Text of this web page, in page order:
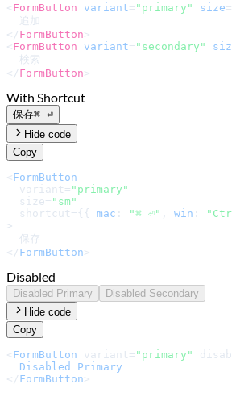
< FormButton variant= "primary" size=
</ FormButton >
< FormButton variant= "secondary"
</ FormButton >
With Shortcut
保存⌘ ⏎
Hide code
Copy
< FormButton
  variant=
"primary"
  size=
"sm"
  shortcut={{
mac : "⌘ ⏎" , win :
>
  保存
</ FormButton >
Disabled
Disabled Primary
Disabled Secondary
Hide code
Copy
< FormButton variant= "primary"
Disabled
Primary
</ FormButton >